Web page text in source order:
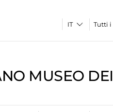
Tutti i
MUSEO